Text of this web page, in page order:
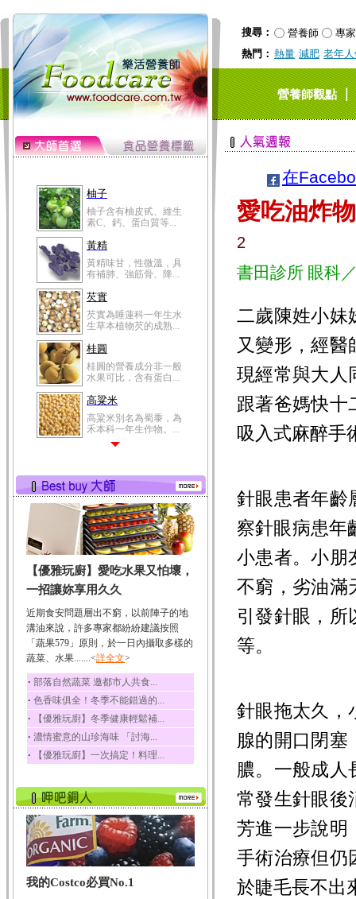
搜尋： 營養師
專家
熱門： 熱量 減肥 老年
營養師觀點｜
柚子
柚子含有柚皮甙、維生
素C、鈣、蛋白質等...
黃精
黃精味甘，性微溫，具
有補肺、強筋骨、降...
芡實
芡實為睡蓮科一年生水
生草本植物芡的成熟...
桂圓
桂圓的營養成分非一般
水果可比，含有蛋白...
高粱米
高粱米別名為蜀黍，為
禾本科一年生作物。...
有蛋白質、脂肪、磷...
鮪魚
鮪魚肚肉中的不飽和脂
肪酸內富含EPA和DH...
韭菜
韭菜所含的膳食纖維能
幫助消化與通便；揮...
冬瓜
冬瓜營養價值高，鈉含
量極低是水腫病人的...
豆豉
豆豉裡頭含有營養的蛋
白質、脂肪、鈣、磷...
榛果
榛果裡所含的營養素有
蛋白質、脂肪、醣類...
迷迭香
酸、迷迭香酸、植物...
咖啡
咖啡中的咖啡因會刺激
中樞神經系統，特別...
椰子
椰子含有糖類、脂肪、
【優雅玩廚】愛吃水果又怕壞，
一招讓妳享用久久
近期食安問題層出不窮，以前陣子的地
溝油來說，許多專家都紛紛建議按照
「蔬果579」原則，於一日內攝取多樣的
蔬菜、水果.......<詳全文>
‧ 部落自然蔬菜 邀都市人共食...
‧ 色香味俱全！冬季不能錯過的...
‧ 【優雅玩廚】冬季健康輕鬆補...
‧ 濃情蜜意的山珍海味 「討海...
‧ 【優雅玩廚】一次搞定！料理...
我的Costco必買No.1
在
愛吃油炸
2
書田診所 眼科
二歲陳姓小妹
又變形，經醫
現經常與大人
跟著爸媽快十
吸入式麻醉手
針眼患者年齡
察針眼病患年
小患者。小朋
不窮，劣油滿
引發針眼，所
等。
針眼拖太久，
腺的開口閉塞
膿。一般成人
常發生針眼後
芳進一步說明
手術治療但仍
於睫毛長不出